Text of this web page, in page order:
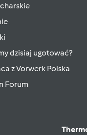
dzisiaj ugotować?
z Vorwerk Polska
Forum